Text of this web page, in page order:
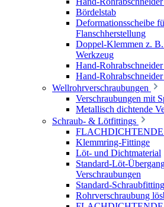
Bördelstab
Deformationsscheibe
Flanschherstellung
Doppel-Klemmen z.
Werkzeug
Hand-
Hand-
Wellrohrverschraubungen
Verschraubungen mit
Metallisch dichtende
Schraub- & Lötfittings
FLACHDICHTENDE
Klemmring-Fittinge
Löt- und Dichtmaterial
Standard-Löt-
Verschraubungen
Standard-
Rohrverschraubung